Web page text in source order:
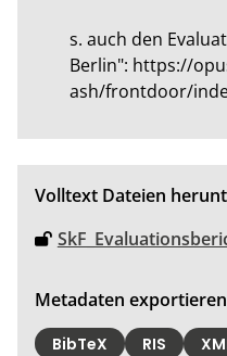
s. auch den
Berlin": https://
ash/frontdoor/
Volltext Dateien
Metadaten exportieren
BibTeX RIS